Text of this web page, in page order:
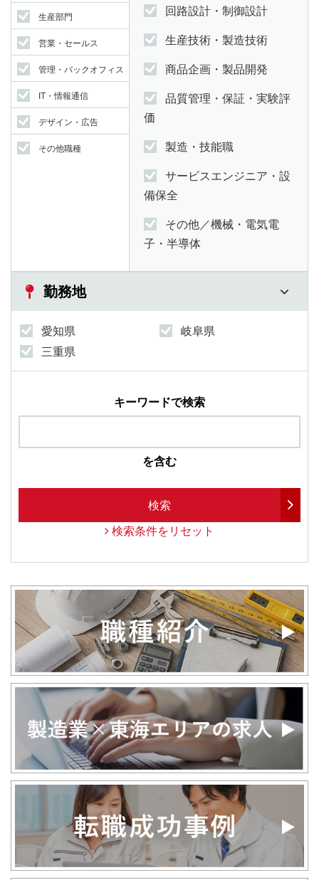
生産部門
営業・セールス
管理・バックオフィス
IT・情報通信
デザイン・広告
その他職種
回路設計・制御設計
生産技術・製造技術
商品企画・製品開発
品質管理・保証・実験評
価
製造・技能職
サービスエンジニア・設
備保全
その他／機械・電気電
子・半導体
勤務地
愛知県
岐阜県
三重県
キーワードで検索
を含む
検索
検索条件をリセット